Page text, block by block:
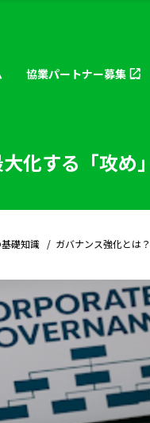
協業パートナー募集
化する「攻め
礎知識 ガバナンス強化とは